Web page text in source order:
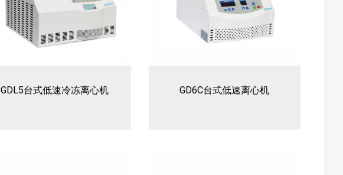
GDL5台式低速冷冻离心机 GD6C台式低速离心机